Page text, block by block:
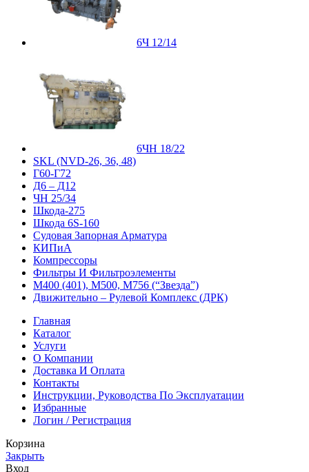
6Ч 12/14
6ЧН 18/22
SKL (NVD-26, 36, 48)
Г60-Г72
Д6 – Д12
ЧН 25/34
Шкода-275
Шкода 6S-160
Судовая Запорная Арматура
КИПиА
Компрессоры
Фильтры И Фильтроэлементы
М400 (401), М500, М756 (“Звезда”)
Движительно – Рулевой Комплекс (ДРК)
Главная
Каталог
Услуги
О Компании
Доставка И Оплата
Контакты
Инструкции, Руководства По Эксплуатации
Избранные
Логин / Регистрация
Корзина
Закрыть
Вход